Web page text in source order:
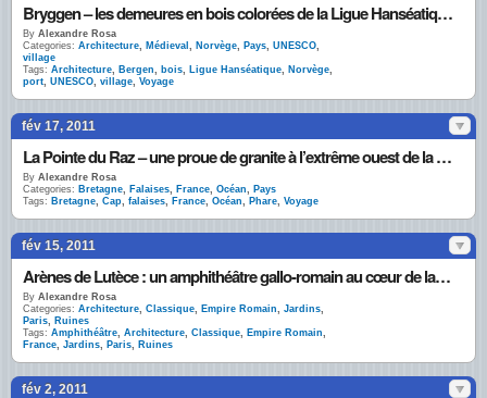
Bryggen – les demeures en bois colorées de la Ligue Hanséatique à Bergen
By Alexandre Rosa
Categories: Architecture, Médieval , Norvège, Pays, UNESCO,
village
Tags: Architecture, Bergen, bois, Ligue Hanséatique, Norvège,
port, UNESCO, village, Voyage
fév 17, 2011
La Pointe du Raz – une proue de granite à l’extrême ouest de la France
By Alexandre Rosa
Categories: Bretagne, Falaises, France, Océan, Pays
Tags: Bretagne, Cap, falaises, France, Océan, Phare, Voyage
fév 15, 2011
Arènes de Lutèce : un amphithéâtre gallo-romain au cœur de la capitale
By Alexandre Rosa
Categories: Architecture, Classique, Empire Romain, Jardins,
Paris, Ruines
Tags: Amphithéâtre, Architecture, Classique, Empire Romain,
France, Jardins, Paris, Ruines
fév 2, 2011